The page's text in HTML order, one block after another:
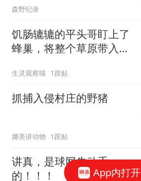
森野纪录
饥肠辘辘的平头哥盯上了
蜂巢，将整个草原带入了
生灵观察喵 1跟贴
抓捕入侵村庄的野猪
娜美讲动物 1跟贴
讲真，是球网先动手
的！！！
App内打开